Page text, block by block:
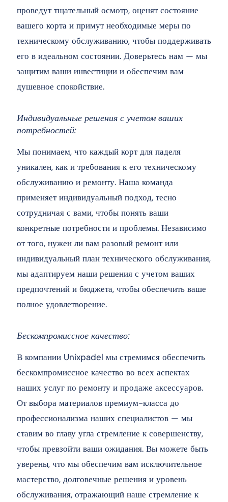
проведут тщательный осмотр, оценят состояние
вашего корта и примут необходимые меры по
техническому обслуживанию, чтобы поддерживать
его в идеальном состоянии. Доверьтесь нам — мы
защитим ваши инвестиции и обеспечим вам
душевное спокойствие.
Индивидуальные решения с учетом ваших
потребностей:
Мы понимаем, что каждый корт для паделя
уникален, как и требования к его техническому
обслуживанию и ремонту. Наша команда
применяет индивидуальный подход, тесно
сотрудничая с вами, чтобы понять ваши
конкретные потребности и проблемы. Независимо
от того, нужен ли вам разовый ремонт или
индивидуальный план технического обслуживания,
мы адаптируем наши решения с учетом ваших
предпочтений и бюджета, чтобы обеспечить ваше
полное удовлетворение.
Бескомпромиссное качество:
В компании Unixpadel мы стремимся обеспечить
бескомпромиссное качество во всех аспектах
наших услуг по ремонту и продаже аксессуаров.
От выбора материалов премиум-класса до
профессионализма наших специалистов — мы
ставим во главу угла стремление к совершенству,
чтобы превзойти ваши ожидания. Вы можете быть
уверены, что мы обеспечим вам исключительное
мастерство, долговечные решения и уровень
обслуживания, отражающий наше стремление к